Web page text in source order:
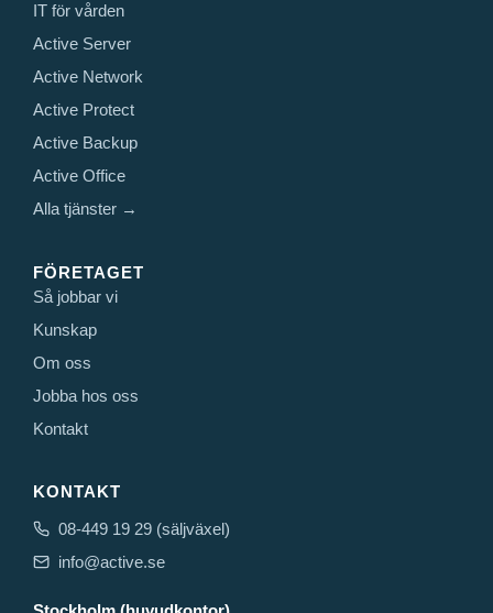
IT för vården
Active Server
Active Network
Active Protect
Active Backup
Active Office
Alla tjänster →
FÖRETAGET
Så jobbar vi
Kunskap
Om oss
Jobba hos oss
Kontakt
KONTAKT
08-449 19 29 (säljväxel)
info@active.se